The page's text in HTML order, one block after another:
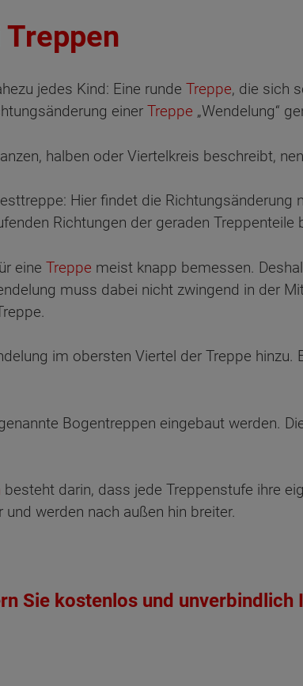
jedes Kind: Eine runde Treppe, die sich
einer Treppe „Wendelung“
halben oder Viertelkreis beschreibt,
Hier findet die
Richtungen der geraden
eine Treppe meist knapp bemessen.
muss dabei nicht zwingend in der
im obersten Viertel der Treppe hinzu.
Bogentreppen eingebaut werden.
besteht darin, dass jede Treppenstufe ihre
werden nach außen hin breiter.
Sie kostenlos und unverbindlich